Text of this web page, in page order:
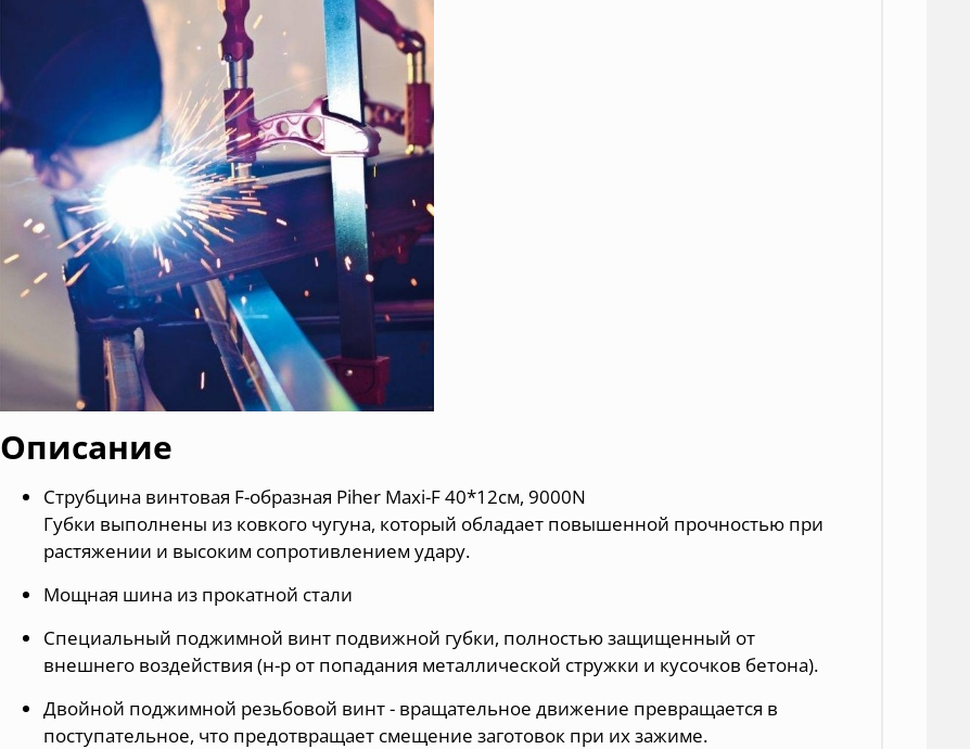
Описание
Струбцина винтовая F-образная Piher Maxi-F 40*12см, 9000N
Губки выполнены из ковкого чугуна, который обладает повышенной прочностью при
растяжении и высоким сопротивлением удару.
Мощная шина из прокатной стали
Специальный поджимной винт подвижной губки, полностью защищенный от
внешнего воздействия (н-р от попадания металлической стружки и кусочков бетона).
Двойной поджимной резьбовой винт - вращательное движение превращается в
поступательное, что предотвращает смещение заготовок при их зажиме.